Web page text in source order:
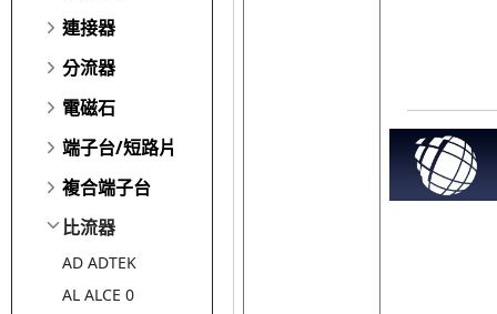
連接器
分流器
電磁石
端子台/短路片
複合端子台
比流器
AD ADTEK
AL ALCE 0